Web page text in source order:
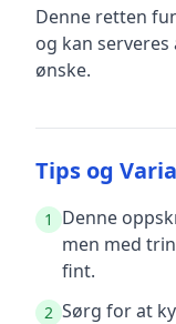
Denne retten
og kan
ønske.
Tips og
1
Denne
men med
fint.
2 Sørg for at